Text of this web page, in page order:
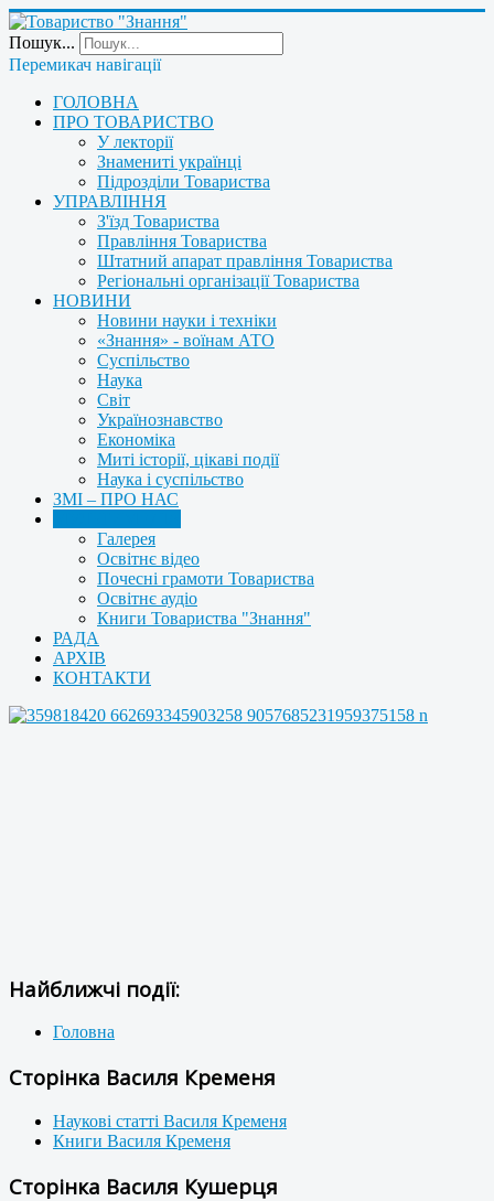
Пошук...
Перемикач навігації
ГОЛОВНА
ПРО ТОВАРИСТВО
У лекторії
Знамениті українці
Підрозділи Товариства
УПРАВЛІННЯ
З'їзд Товариства
Правління Товариства
Штатний апарат правління Товариства
Регіональні організації Товариства
НОВИНИ
Новини науки і техніки
«Знання» - воїнам АТО
Суспільство
Наука
Світ
Українознавство
Економіка
Миті історії, цікаві події
Наука і суспільство
ЗМІ – ПРО НАС
Галерея
Освітнє відео
Почесні грамоти Товариства
Освітнє аудіо
Книги Товариства "Знання"
РАДА
АРХІВ
КОНТАКТИ
Найближчі події:
Головна
Сторінка Василя Кременя
Наукові статті Василя Кременя
Книги Василя Кременя
Сторінка Василя Кушерця